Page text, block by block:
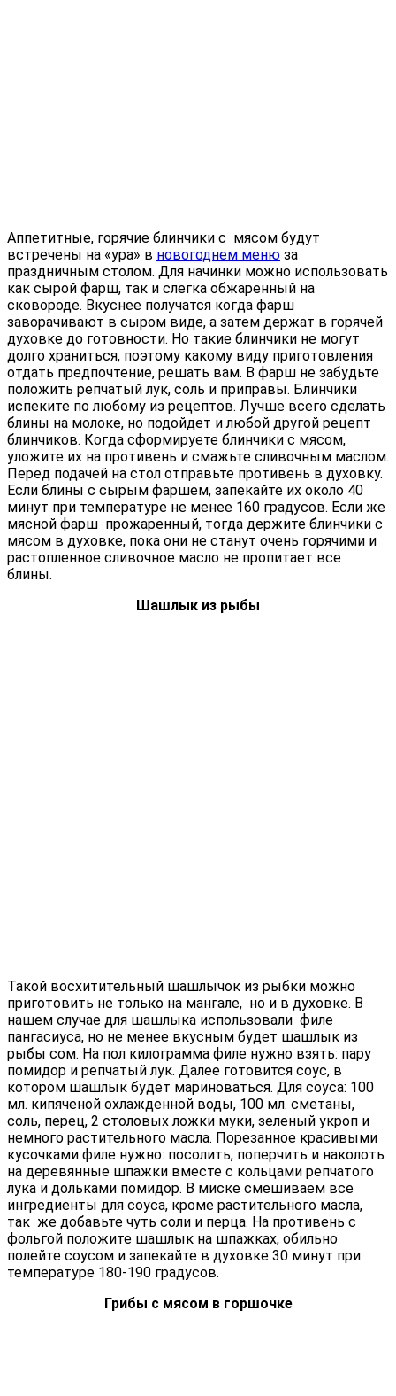
Аппетитные, горячие блинчики с мясом будут
встречены на «ура» в новогоднем меню за
праздничным столом. Для начинки можно использовать
как сырой фарш, так и слегка обжаренный на
сковороде. Вкуснее получатся когда фарш
заворачивают в сыром виде, а затем держат в горячей
духовке до готовности. Но такие блинчики не могут
долго храниться, поэтому какому виду приготовления
отдать предпочтение, решать вам. В фарш не забудьте
положить репчатый лук, соль и приправы. Блинчики
испеките по любому из рецептов. Лучше всего сделать
блины на молоке, но подойдет и любой другой рецепт
блинчиков. Когда сформируете блинчики с мясом,
уложите их на противень и смажьте сливочным маслом.
Перед подачей на стол отправьте противень в духовку.
Если блины с сырым фаршем, запекайте их около 40
минут при температуре не менее 160 градусов. Если же
мясной фарш прожаренный, тогда держите блинчики с
мясом в духовке, пока они не станут очень горячими и
растопленное сливочное масло не пропитает все
блины.
Шашлык из рыбы
Такой восхитительный шашлычок из рыбки можно
приготовить не только на мангале, но и в духовке. В
нашем случае для шашлыка использовали филе
пангасиуса, но не менее вкусным будет шашлык из
рыбы сом. На пол килограмма филе нужно взять: пару
помидор и репчатый лук. Далее готовится соус, в
котором шашлык будет мариноваться. Для соуса: 100
мл. кипяченой охлажденной воды, 100 мл. сметаны,
соль, перец, 2 столовых ложки муки, зеленый укроп и
немного растительного масла. Порезанное красивыми
кусочками филе нужно: посолить, поперчить и наколоть
на деревянные шпажки вместе с кольцами репчатого
лука и дольками помидор. В миске смешиваем все
ингредиенты для соуса, кроме растительного масла,
так же добавьте чуть соли и перца. На противень с
фольгой положите шашлык на шпажках, обильно
полейте соусом и запекайте в духовке 30 минут при
температуре 180-190 градусов.
Грибы с мясом в горшочке